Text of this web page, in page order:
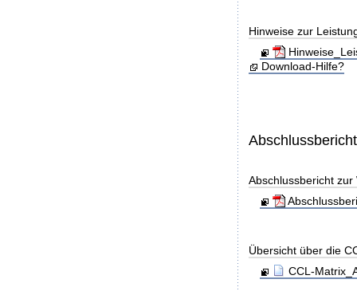
Hinweise zur
Download-Hilfe?
Abschlussbericht
Übersicht über die
CCL-